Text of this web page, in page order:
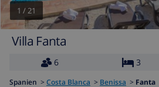
1 /21
Villa Fanta
6
3
Spanien > Costa Blanca > Benissa > Fanta